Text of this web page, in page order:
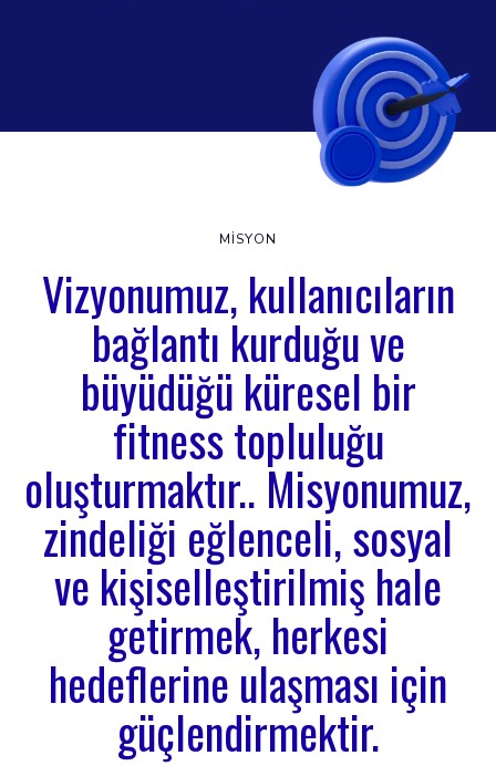
MISYON
Vizyonumuz, kullanıcıların
bağlantı kurduğu ve
büyüdüğü küresel bir
fitness topluluğu
oluşturmaktır.. Misyonumuz,
zindeliği eğlenceli, sosyal
ve kişiselleştirilmiş hale
getirmek, herkesi
hedeflerine ulaşması için
güçlendirmektir.